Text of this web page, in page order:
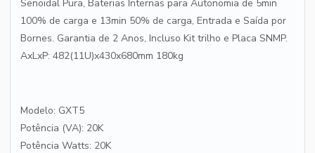
Senoidal Pura, Baterias Internas para Autonomia de 5min
100% de carga e 13min 50% de carga, Entrada e Saída por
Bornes. Garantia de 2 Anos, Incluso Kit trilho e Placa SNMP.
AxLxP: 482(11U)x430x680mm 180kg
Modelo: GXT5
Potência (VA): 20K
Potência Watts: 20K